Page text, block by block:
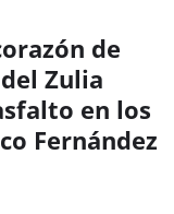
de
Zulia
en los
Fernández